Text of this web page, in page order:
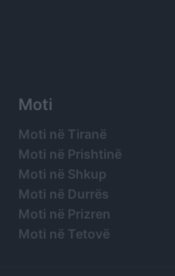
Moti
Moti në Tiranë
Moti në Prishtinë
Moti në Shkup
Moti në Durrës
Moti në Prizren
Moti në Tetovë